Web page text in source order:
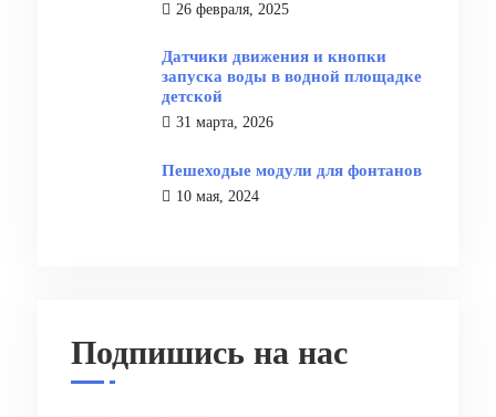
26 февраля, 2025
Датчики движения и кнопки
запуска воды в водной площадке
детской
31 марта, 2026
Пешеходые модули для фонтанов
10 мая, 2024
Подпишись на нас